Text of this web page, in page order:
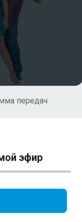
передач
эфир